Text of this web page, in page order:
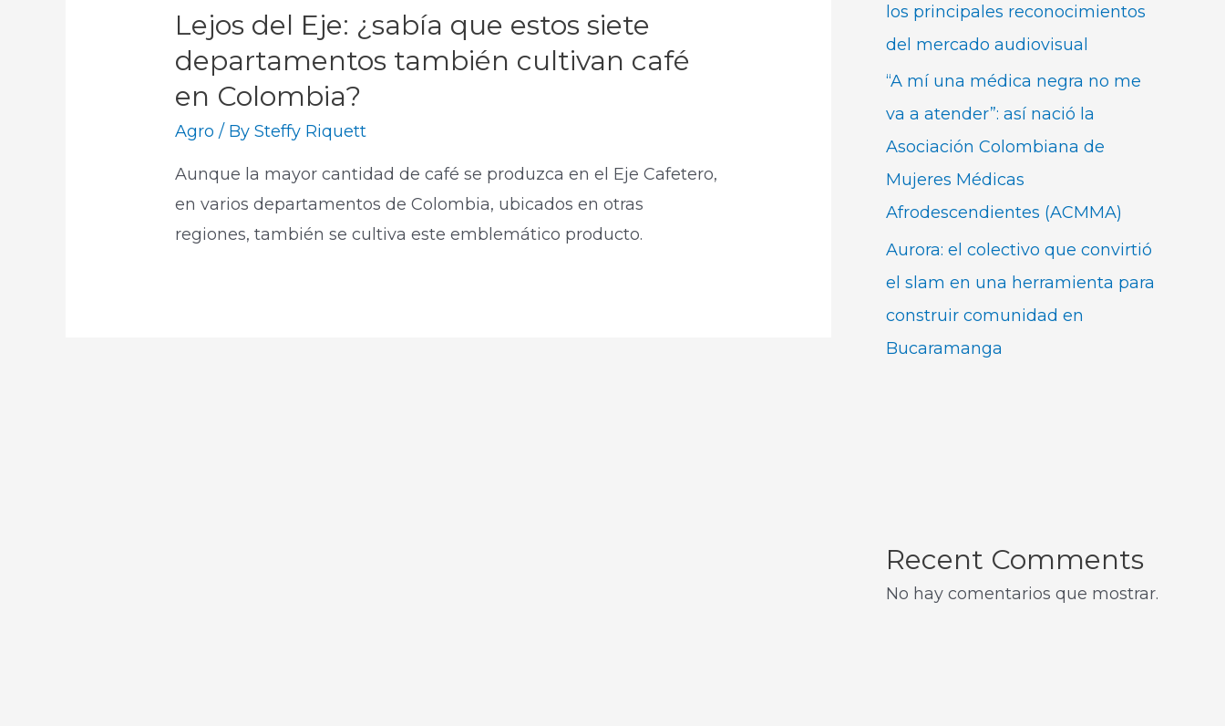
Lejos del Eje: ¿sabía que estos siete
departamentos también cultivan café
en Colombia?
Agro / BySteffy Riquett
Aunque la mayor cantidad de café se produzca en el Eje Cafetero,
en varios departamentos de Colombia, ubicados en otras
regiones, también se cultiva este emblemático producto.
los principales reconocimientos
del mercado audiovisual
“A mí una médica negra no me
va a atender”: así nació la
Asociación Colombiana de
Mujeres Médicas
Afrodescendientes (ACMMA)
Aurora: el colectivo que convirtió
el slam en una herramienta para
construir comunidad en
Bucaramanga
Recent Comments
No hay comentarios que mostrar.